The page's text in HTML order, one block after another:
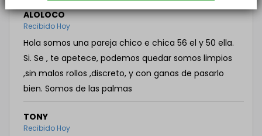
ALOLOCO
Recibido Hoy
Hola somos una pareja chico e chica 56 el y 50 ella.
Si. Se , te apetece, podemos quedar somos limpios
,sin malos rollos ,discreto, y con ganas de pasarlo
bien. Somos de las palmas
TONY
Recibido Hoy